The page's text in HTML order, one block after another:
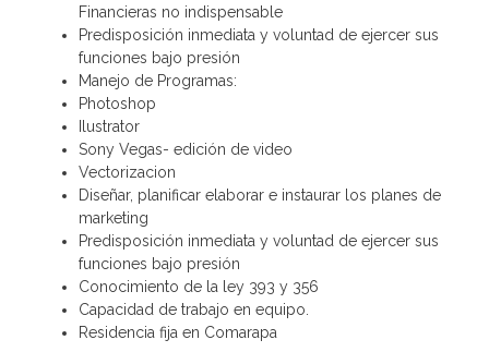
Financieras no indispensable
Predisposición inmediata y voluntad de ejercer sus
funciones bajo presión
Manejo de Programas:
Photoshop
Ilustrator
Sony Vegas- edición de video
Vectorizacion
Diseñar, planificar elaborar e instaurar los planes de
marketing
Predisposición inmediata y voluntad de ejercer sus
funciones bajo presión
Conocimiento de la ley 393 y 356
Capacidad de trabajo en equipo.
Residencia fija en Comarapa